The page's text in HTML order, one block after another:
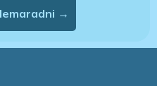
Nem akarok lemaradni →